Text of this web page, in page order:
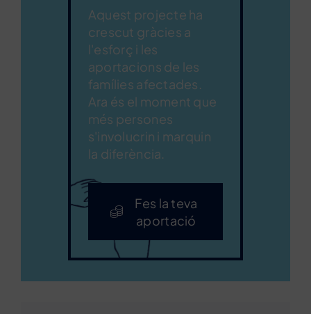
Aquest projecte ha
crescut gràcies a
l'esforç i les
aportacions de les
famílies afectades.
Ara és el moment que
més persones
s'involucrin i marquin
la diferència.
Fes la teva
aportació